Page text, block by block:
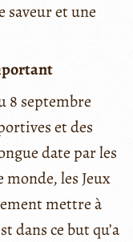
saveur et une
8 septembre
et des
date par les
les Jeux
mettre à
dans ce but qu’a